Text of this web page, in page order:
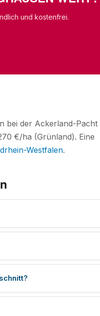
und kostenfrei.
bei der Ackerland-Pacht
€/ha (Grünland). Eine
Westfalen.